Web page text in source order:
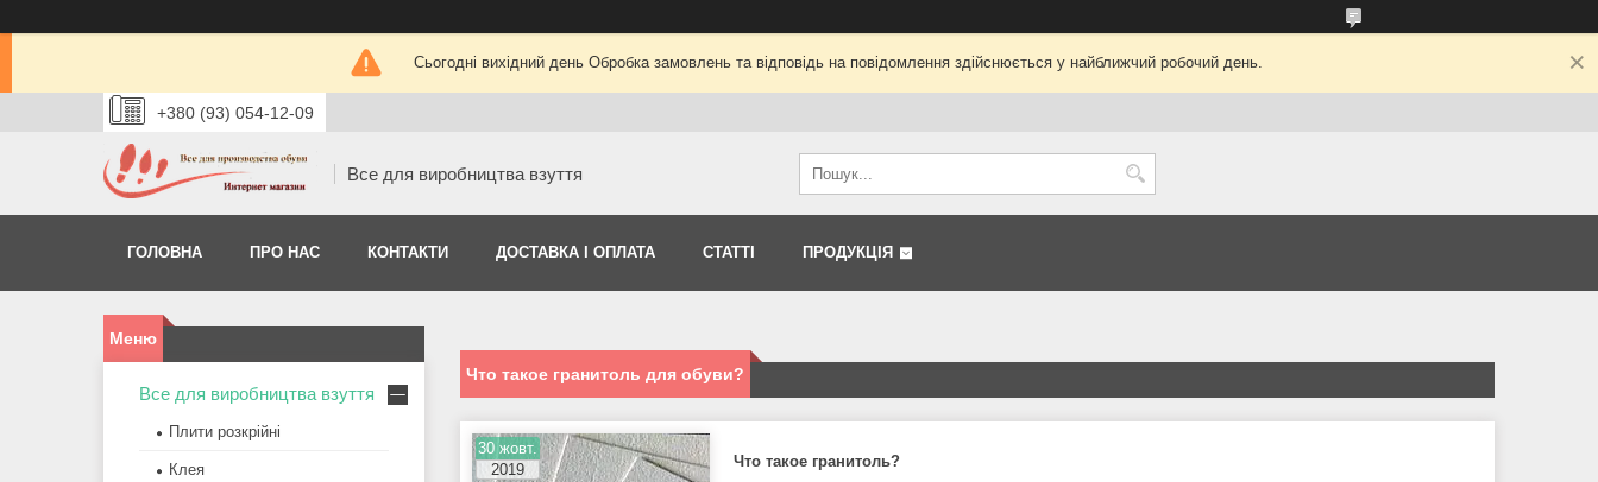
Сьогодні вихідний день Обробка замовлень та відповідь на повідомлення здійснюється у найближчий робочий день.
+380 (93) 054-12-09
Все для виробництва взуття
ГОЛОВНА ПРО НАС КОНТАКТИ ДОСТАВКА І ОПЛАТА СТАТТІ ПРОДУКЦІЯ
Что такое гранитоль для обуви?
30 жовт.
2019
Что такое гранитоль?
Все для виробництва взуття
Плити розкрійні
Клея